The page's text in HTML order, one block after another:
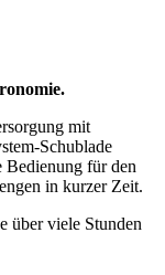
mit
Schublade
Bedienung für den
in kurzer Zeit.
über viele Stunden